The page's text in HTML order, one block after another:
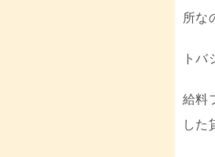
所な
ト
給料
した